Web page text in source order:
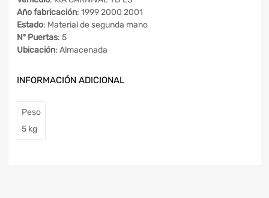
Año fabricación: 1999 2000 2001
Estado: Material de segunda mano
Nº Puertas: 5
Ubicación: Almacenada
INFORMACIÓN ADICIONAL
Peso
5 kg